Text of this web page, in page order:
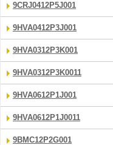
9CRJ0412P5J001
9HVA0412P3J001
9HVA0312P3K001
9HVA0312P3K0011
9HVA0612P1J001
9HVA0612P1J0011
9BMC12P2G001